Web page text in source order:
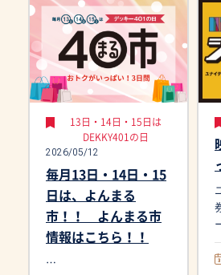
13日・14日・15日は
DEKKY401の日
2026/05/12
毎月13日・14日・15
日は、よんまる
市！！ よんまる市
情報はこちら！！
…